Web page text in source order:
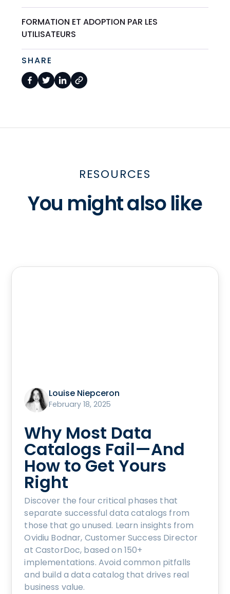
FORMATION ET ADOPTION PAR LES
UTILISATEURS
SHARE
RESOURCES
You might also like
Louise Niepceron
February 18, 2025
Why Most Data
Catalogs Fail—And
How to Get Yours
Right
Discover the four critical phases that
separate successful data catalogs from
those that go unused. Learn insights from
Ovidiu Bodnar, Customer Success Director
at CastorDoc, based on 150+
implementations. Avoid common pitfalls
and build a data catalog that drives real
business value.